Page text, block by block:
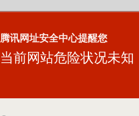
腾讯网址安全中心提醒您
当前网站危险状况未知